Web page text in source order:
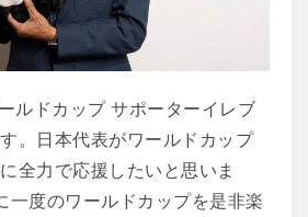
ールドカップ サポーターイレブ
。日本代表がワールドカップ
全力で応援したいと思いま
一度のワールドカップを是非楽